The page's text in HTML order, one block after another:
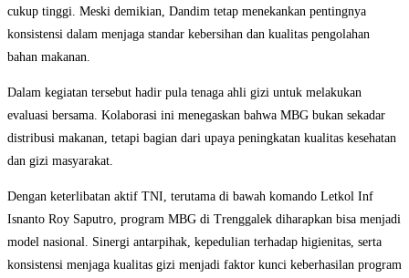
cukup tinggi. Meski demikian, Dandim tetap menekankan pentingnya
konsistensi dalam menjaga standar kebersihan dan kualitas pengolahan
bahan makanan.
Dalam kegiatan tersebut hadir pula tenaga ahli gizi untuk melakukan
evaluasi bersama. Kolaborasi ini menegaskan bahwa MBG bukan sekadar
distribusi makanan, tetapi bagian dari upaya peningkatan kualitas kesehatan
dan gizi masyarakat.
Dengan keterlibatan aktif TNI, terutama di bawah komando Letkol Inf
Isnanto Roy Saputro, program MBG di Trenggalek diharapkan bisa menjadi
model nasional. Sinergi antarpihak, kepedulian terhadap higienitas, serta
konsistensi menjaga kualitas gizi menjadi faktor kunci keberhasilan program